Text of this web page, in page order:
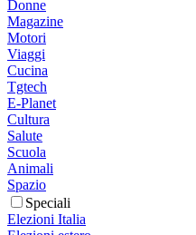
Donne
Magazine
Motori
Viaggi
Cucina
Tgtech
E-Planet
Cultura
Salute
Scuola
Animali
Spazio
Speciali
Elezioni Italia